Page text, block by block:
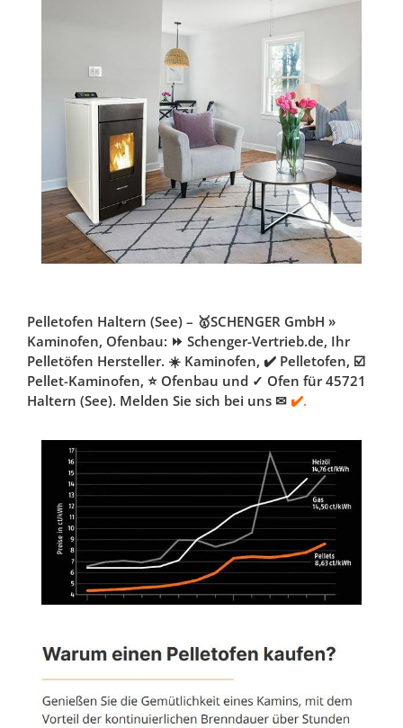
Pelletofen Haltern (See) – 🥇SCHENGER GmbH »
Kaminofen, Ofenbau: ⏩ Schenger-Vertrieb.de, Ihr
Pelletöfen Hersteller. ☀️ Kaminofen, ✔️ Pelletofen, ☑️
Pellet-Kaminofen, ⭐ Ofenbau und ✓ Ofen für 45721
Haltern (See). Melden Sie sich bei uns ✉ ✔️.